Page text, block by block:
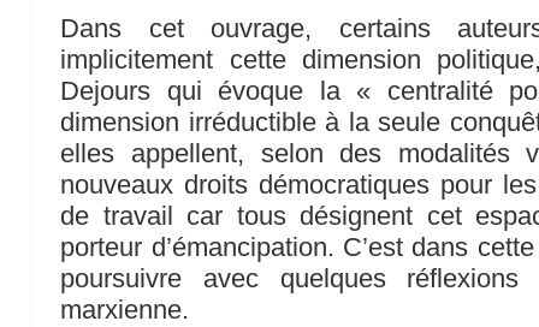
Dans cet ouvrage, certains
implicitement cette dimension
Dejours qui évoque la « centralité
dimension irréductible à la seule
elles appellent, selon des modalités
nouveaux droits démocratiques pour
de travail car tous désignent cet
porteur d’émancipation. C’est dans
poursuivre avec quelques
marxienne.